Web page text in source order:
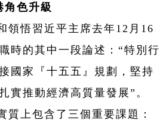
色升級
領悟習近平主席去年12月16
時的其中一段論述：“特別行
國家『十五五』規劃，堅持
實推動經濟高質量發展”。
質上包含了三個重要課題：